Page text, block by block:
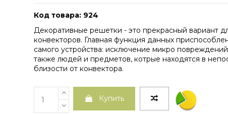
Код товара: 924
Декоративные решетки - это прекрасный вариант
конвекторов. Главная функция данных
самого устройства: исключение микро
также людей и предметов, котрые находятся в
близости от конвектора.
Купить